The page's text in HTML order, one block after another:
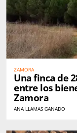
ZAMORA
Una finca de
entre los
Zamora
ANA LLAMAS GANADO